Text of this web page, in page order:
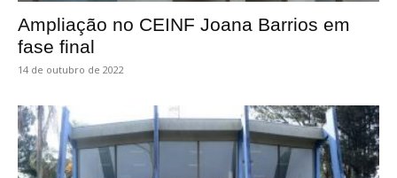
Ampliação no CEINF Joana Barrios em
fase final
14 de outubro de 2022